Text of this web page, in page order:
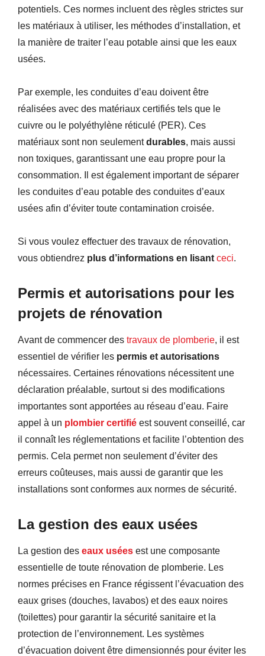
potentiels. Ces normes incluent des règles strictes sur
les matériaux à utiliser, les méthodes d’installation, et
la manière de traiter l’eau potable ainsi que les eaux
usées.
Par exemple, les conduites d’eau doivent être
réalisées avec des matériaux certifiés tels que le
cuivre ou le polyéthylène réticulé (PER). Ces
matériaux sont non seulementdurables, mais aussi
non toxiques, garantissant une eau propre pour la
consommation. Il est également important de séparer
les conduites d’eau potable des conduites d’eaux
usées afin d’éviter toute contamination croisée.
Si vous voulez effectuer des travaux de rénovation,
vous obtiendrez plus d’informations en lisant ceci.
Permis et autorisations pour les
projets de rénovation
Avant de commencer des travaux de plomberie, il est
essentiel de vérifier les permis et autorisations
nécessaires. Certaines rénovations nécessitent une
déclaration préalable, surtout si des modifications
importantes sont apportées au réseau d’eau. Faire
appel à un plombier certifié est souvent conseillé, car
il connaît les réglementations et facilite l’obtention des
permis. Cela permet non seulement d’éviter des
erreurs coûteuses, mais aussi de garantir que les
installations sont conformes aux normes de sécurité.
La gestion des eaux usées
La gestion des eaux usées est une composante
essentielle de toute rénovation de plomberie. Les
normes précises en France régissent l’évacuation des
eaux grises (douches, lavabos) et des eaux noires
(toilettes) pour garantir la sécurité sanitaire et la
protection de l’environnement. Les systèmes
d’évacuation doivent être dimensionnés pour éviter les